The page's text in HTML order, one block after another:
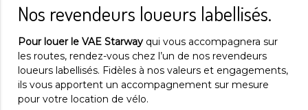
Nos revendeurs loueurs labellisés.
Pour louer le VAE Starway qui vous accompagnera sur
les routes, rendez-vous chez l’un de nos revendeurs
loueurs labellisés. Fidèles à nos valeurs et engagements,
ils vous apportent un accompagnement sur mesure
pour votre location de vélo.